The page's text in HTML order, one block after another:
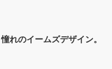
憧れのイームズデザイン。